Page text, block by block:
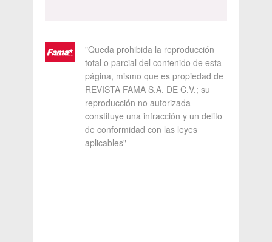
"Queda prohibida la reproducción
total o parcial del contenido de esta
página, mismo que es propiedad de
REVISTA FAMA S.A. DE C.V.; su
reproducción no autorizada
constituye una infracción y un delito
de conformidad con las leyes
aplicables"